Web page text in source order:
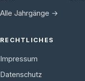
Alle Jahrgänge →
RECHTLICHES
Impressum
Datenschutz